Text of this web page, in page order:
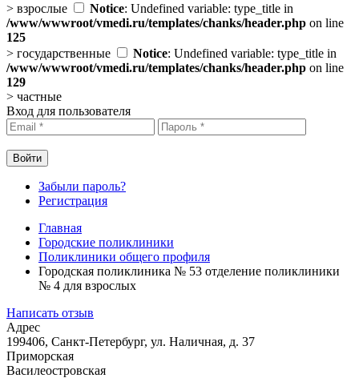
> взрослые Notice: Undefined variable: type_title in
/www/wwwroot/vmedi.ru/templates/chanks/header.php on line
125
> государственные Notice: Undefined variable: type_title in
/www/wwwroot/vmedi.ru/templates/chanks/header.php on line
129
> частные
Вход для пользователя
Забыли пароль?
Регистрация
Главная
Городские поликлиники
Поликлиники общего профиля
Городская поликлиника № 53 отделение поликлиники
№ 4 для взрослых
Написать отзыв
Адрес
199406, Санкт-Петербург, ул. Наличная, д. 37
Приморская
Василеостровская